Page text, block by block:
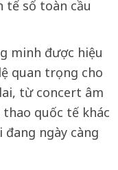
tế số toàn cầu
minh được hiệu
quan trọng cho
từ concert âm
quốc tế khác
ngày càng